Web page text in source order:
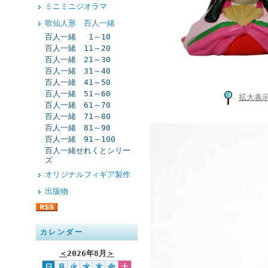
ミニミニジオラマ
歌仙人形 百人一緒
百人一緒 1～10
百人一緒 11～20
百人一緒 21～30
百人一緒 31～40
百人一緒 41～50
百人一緒 51～60
百人一緒 61～70
百人一緒 71～80
百人一緒 81～90
百人一緒 91～100
百人一緒せれくとシリー
ズ
オリジナルフィギア製作
出版物
カレンダー
＜2026年8月 ＞
拡大表